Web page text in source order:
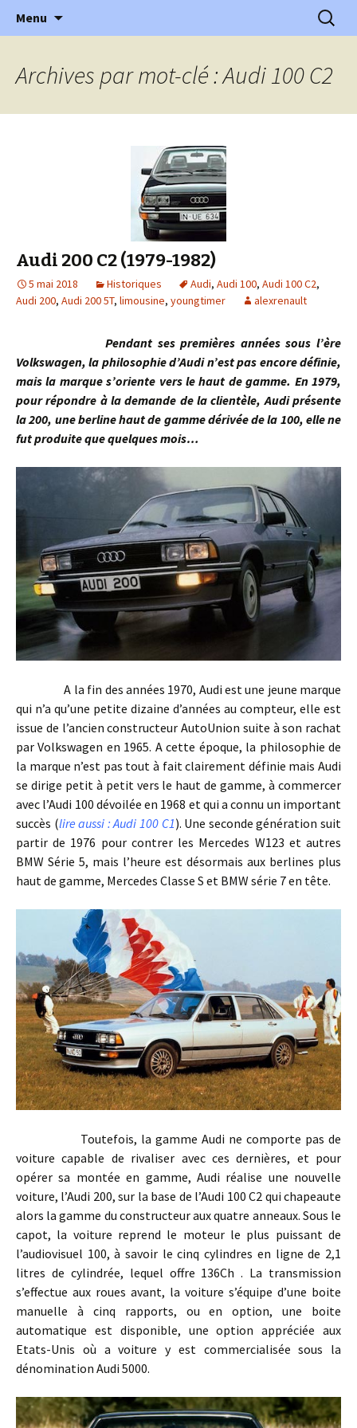
l'Automobile Ancienne
l'automobile ancienne : articles, historiques
…
Menu
Archives par mot-clé : Audi 100 C2
Audi 200 C2 (1979-1982)
5 mai 2018 Historiques Audi, Audi 100, Audi 100 C2,
Audi 200, Audi 200 5T, limousine, youngtimer alexrenault
Pendant ses premières années sous l’ère
Volkswagen, la philosophie d’Audi n’est pas encore définie,
mais la marque s’oriente vers le haut de gamme. En 1979,
pour répondre à la demande de la clientèle, Audi présente
la 200, une berline haut de gamme dérivée de la 100, elle ne
fut produite que quelques mois…
A la fin des années 1970, Audi est une jeune marque
qui n’a qu’une petite dizaine d’années au compteur, elle est
issue de l’ancien constructeur AutoUnion suite à son rachat
par Volkswagen en 1965. A cette époque, la philosophie de
la marque n’est pas tout à fait clairement définie mais Audi
se dirige petit à petit vers le haut de gamme, à commercer
avec l’Audi 100 dévoilée en 1968 et qui a connu un important
succès (lire aussi : Audi 100 C1). Une seconde génération suit
partir de 1976 pour contrer les Mercedes W123 et autres
BMW Série 5, mais l’heure est désormais aux berlines plus
haut de gamme, Mercedes Classe S et BMW série 7 en tête.
Toutefois, la gamme Audi ne comporte pas de
voiture capable de rivaliser avec ces dernières, et pour
opérer sa montée en gamme, Audi réalise une nouvelle
voiture, l’Audi 200, sur la base de l’Audi 100 C2 qui chapeaute
alors la gamme du constructeur aux quatre anneaux. Sous le
capot, la voiture reprend le moteur le plus puissant de
l’audiovisuel 100, à savoir le cinq cylindres en ligne de 2,1
litres de cylindrée, lequel offre 136Ch . La transmission
s’effectue aux roues avant, la voiture s’équipe d’une boite
manuelle à cinq rapports, ou en option, une boite
automatique est disponible, une option appréciée aux
Etats-Unis où a voiture y est commercialisée sous la
dénomination Audi 5000.